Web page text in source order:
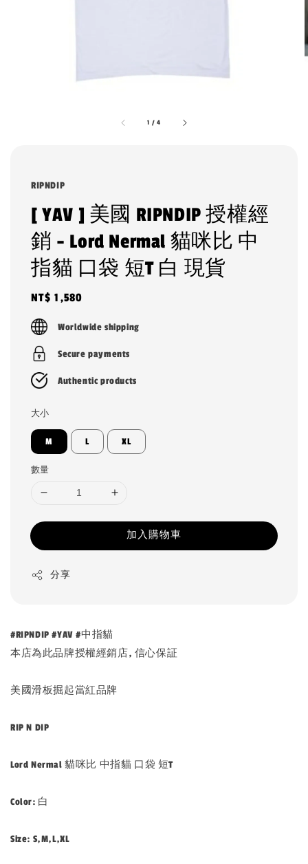
1 /4
RIPNDIP
[ YAV ] 美國 RIPNDIP 授權經
銷 - Lord Nermal 貓咪比 中
指貓 口袋 短T 白 現貨
Regular
price
NT$ 1,580
Worldwide shipping
Secure payments
Authentic products
大小
M L XL
數量
加入購物車
分享
#RIPNDIP #YAV #中指貓
本店為此品牌授權經銷店, 信心保証
美國滑板掘起當紅品牌
RIP N DIP
Lord Nermal 貓咪比 中指貓 口袋 短T
Color: 白
Size: S,M,L,XL